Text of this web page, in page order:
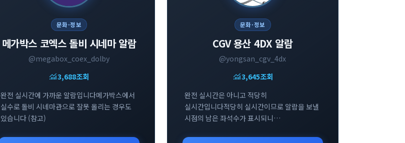
문화·정보
메가박스 코엑스 돌비 시네마 알람
@megabox_coex_dolby
monitoring3,688조회
완전 실시간에 가까운 알람입니다메가박스에서
실수로 돌비 시네마관으로 잘못 올리는 경우도
있습니다 (참고)
문화·정보
CGV 용산 4DX 알람
@yongsan_cgv_4dx
monitoring3,645조회
완전 실시간은 아니고 적당히
실시간입니다적당히 실시간이므로 알람을 보낼
시점의 남은 좌석수가 표시되니